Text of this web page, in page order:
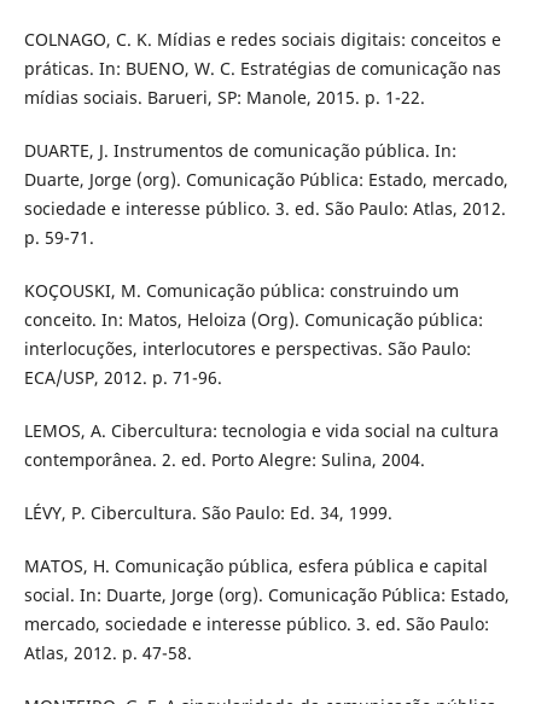
COLNAGO, C. K. Mídias e redes sociais digitais: conceitos e
práticas. In: BUENO, W. C. Estratégias de comunicação nas
mídias sociais. Barueri, SP: Manole, 2015. p. 1-22.
DUARTE, J. Instrumentos de comunicação pública. In:
Duarte, Jorge (org). Comunicação Pública: Estado, mercado,
sociedade e interesse público. 3. ed. São Paulo: Atlas, 2012.
p. 59-71.
KOÇOUSKI, M. Comunicação pública: construindo um
conceito. In: Matos, Heloiza (Org). Comunicação pública:
interlocuções, interlocutores e perspectivas. São Paulo:
ECA/USP, 2012. p. 71-96.
LEMOS, A. Cibercultura: tecnologia e vida social na cultura
contemporânea. 2. ed. Porto Alegre: Sulina, 2004.
LÉVY, P. Cibercultura. São Paulo: Ed. 34, 1999.
MATOS, H. Comunicação pública, esfera pública e capital
social. In: Duarte, Jorge (org). Comunicação Pública: Estado,
mercado, sociedade e interesse público. 3. ed. São Paulo:
Atlas, 2012. p. 47-58.